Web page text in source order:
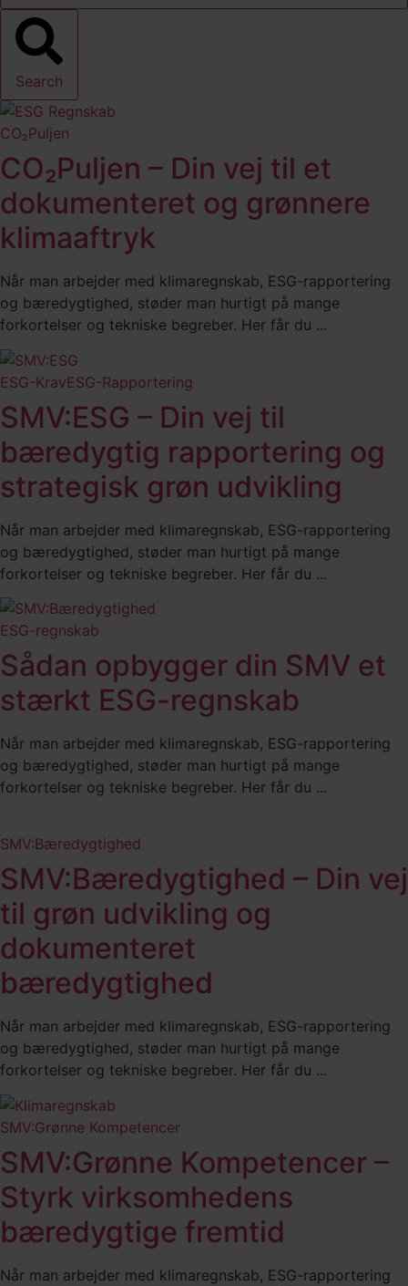
Search
CO₂Puljen
CO₂Puljen – Din vej til et
dokumenteret og grønnere
klimaaftryk
Når man arbejder med klimaregnskab, ESG-rapportering
og bæredygtighed, støder man hurtigt på mange
forkortelser og tekniske begreber. Her får du ...
ESG-KravESG-Rapportering
SMV:ESG – Din vej til
bæredygtig rapportering og
strategisk grøn udvikling
Når man arbejder med klimaregnskab, ESG-rapportering
og bæredygtighed, støder man hurtigt på mange
forkortelser og tekniske begreber. Her får du ...
ESG-regnskab
Sådan opbygger din SMV et
stærkt ESG-regnskab
Når man arbejder med klimaregnskab, ESG-rapportering
og bæredygtighed, støder man hurtigt på mange
forkortelser og tekniske begreber. Her får du ...
SMV:Bæredygtighed
SMV:Bæredygtighed – Din vej
til grøn udvikling og
dokumenteret
bæredygtighed
Når man arbejder med klimaregnskab, ESG-rapportering
og bæredygtighed, støder man hurtigt på mange
forkortelser og tekniske begreber. Her får du ...
SMV:Grønne Kompetencer
SMV:Grønne Kompetencer –
Styrk virksomhedens
bæredygtige fremtid
Når man arbejder med klimaregnskab, ESG-rapportering